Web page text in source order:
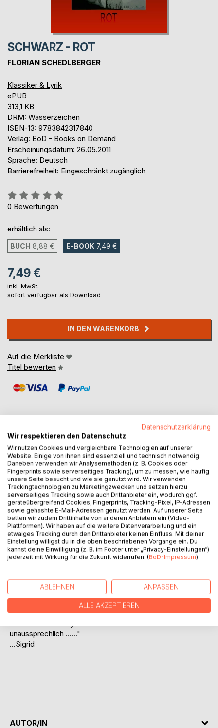
SCHWARZ - ROT
FLORIAN SCHEDLBERGER
Klassiker & Lyrik
ePUB
313,1 KB
DRM: Wasserzeichen
ISBN-13: 9783842317840
Verlag: BoD - Books on Demand
Erscheinungsdatum: 26.05.2011
Sprache: Deutsch
Barrierefreiheit: Eingeschränkt zugänglich
Bewertung::
0%
0 Bewertungen
erhältlich als:
BUCH 8,88 € E-BOOK 7,49 €
7,49 €
inkl. MwSt.
sofort verfügbar als Download
IN DEN WARENKORB
Auf die Merkliste
Titel bewerten
BESCHREIBUNG
"Für das Wiesengefühl."
...Agnes
"Liebe, Tod und Teufel
sehr treffend
niedergeschrieben"
...Martin
unglaublich rot
unnachahmlich tot
unvergleichlich lebendig
unbegreiflich tragisch
unaussprechlich ......"
...Sigrid
AUTOR/IN
Datenschutzerklärung
Wir respektieren den Datenschutz
Wir nutzen Cookies und vergleichbare Technologien auf unserer
Website. Einige von ihnen sind essenziell und technisch notwendig.
Daneben verwenden wir Analysemethoden (z. B. Cookies oder
Fingerprints sowie serverseitiges Tracking), um zu messen, wie häufig
unsere Seite besucht und wie sie genutzt wird. Wir verwenden
Trackingtechnologien zu Marketingzwecken und setzen hierzu
serverseitiges Tracking sowie auch Drittanbieter ein, wodurch ggf.
geräteübergreifend Cookies, Fingerprints, Tracking-Pixel, IP-Adressen
sowie gehashte E-Mail-Adressen genutzt werden. Auf unserer Seite
betten wir zudem Drittinhalte von anderen Anbietern ein (Video-
Plattformen). Wir haben auf die weitere Datenverarbeitung und ein
etwaiges Tracking durch den Drittanbieter keinen Einfluss. Mit deiner
Einstellung willigst du in die oben beschriebenen Vorgänge ein. Du
kannst deine Einwilligung (z. B. im Footer unter „Privacy-Einstellungen“)
jederzeit mit Wirkung für die Zukunft widerrufen. (BoD-Impressum)
ABLEHNEN ANPASSEN
ALLE AKZEPTIEREN